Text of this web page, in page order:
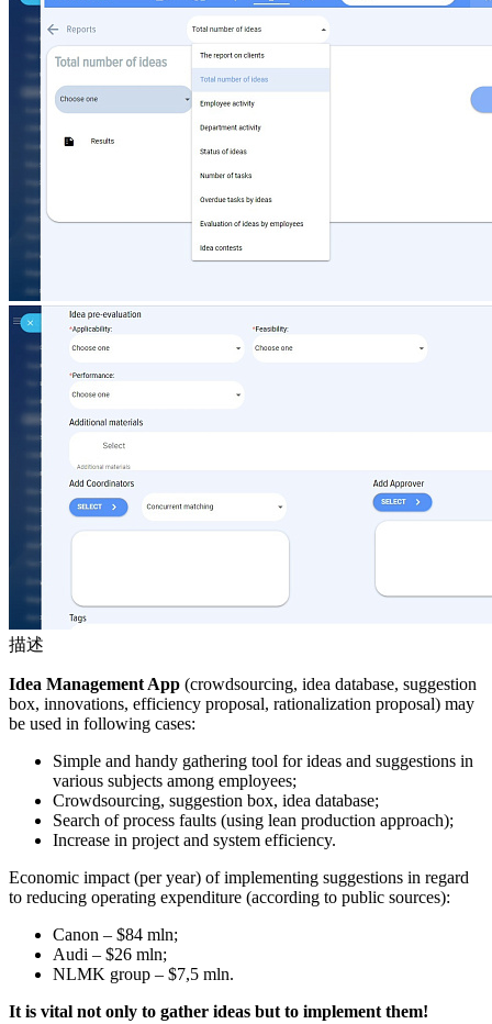
描述
Idea Management App (crowdsourcing, idea database, suggestion
box, innovations, efficiency proposal, rationalization proposal) may
be used in following cases:
Simple and handy gathering tool for ideas and suggestions in
various subjects among employees;
Crowdsourcing, suggestion box, idea database;
Search of process faults (using lean production approach);
Increase in project and system efficiency.
Economic impact (per year) of implementing suggestions in regard
to reducing operating expenditure (according to public sources):
Canon – $84 mln;
Audi – $26 mln;
NLMK group – $7,5 mln.
It is vital not only to gather ideas but to implement them!